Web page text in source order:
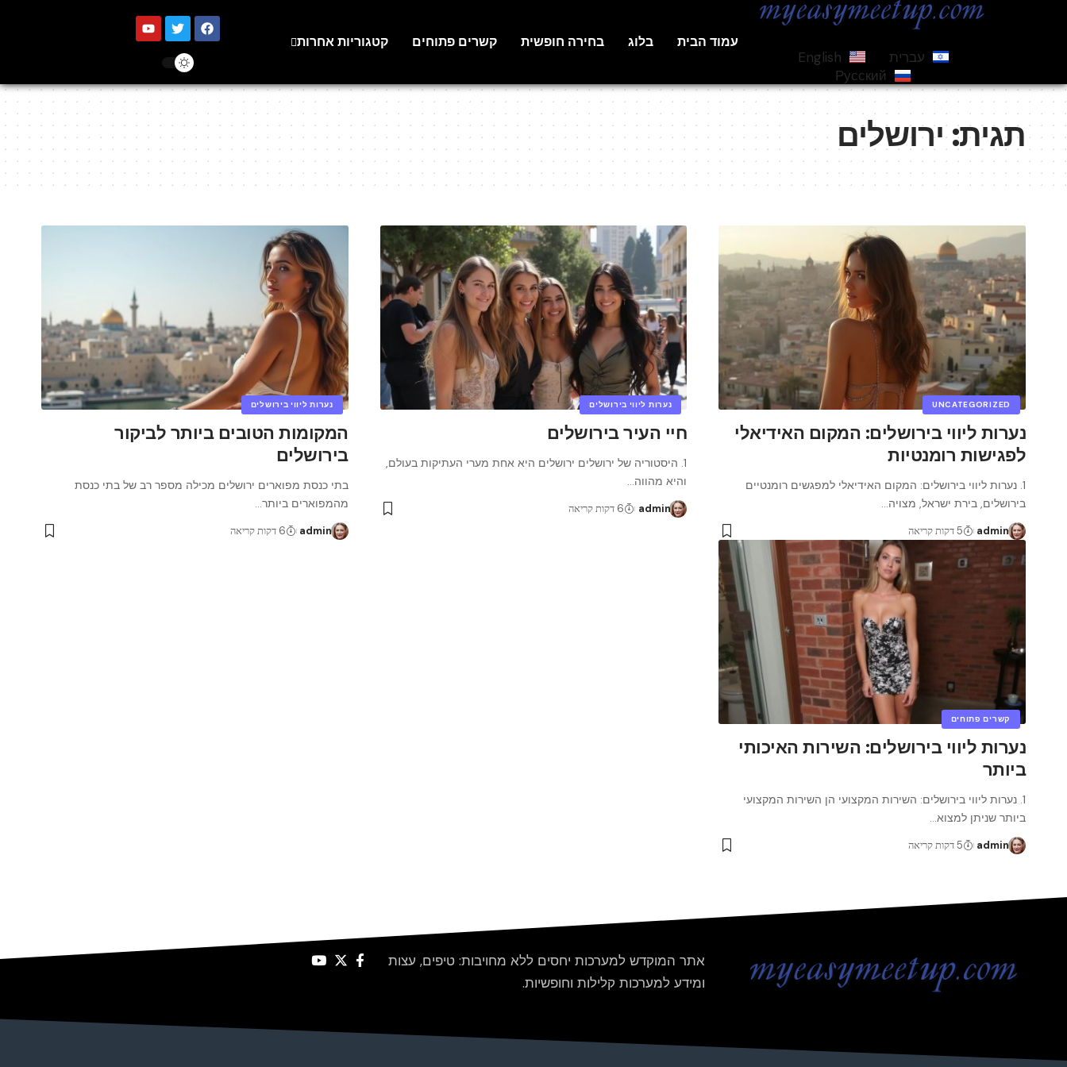
עברית
English
Русский
עמוד הבית בלוג בחירה חופשית קשרים פתוחים קטגוריות אחרות
תגית:ירושלים
UNCATEGORIZED
נערות ליווי בירושלים: המקום האידיאלי
לפגישות רומנטיות
1. נערות ליווי בירושלים: המקום האידיאלי למפגשים רומנטיים
בירושלים, בירת ישראל, מצויה…
admin 5 דקות קריאה
נערות ליווי בירושלים
חיי העיר בירושלים
1. היסטוריה של ירושלים ירושלים היא אחת מערי העתיקות בעולם,
והיא מהווה…
admin 6 דקות קריאה
נערות ליווי בירושלים
המקומות הטובים ביותר לביקור
בירושלים
בתי כנסת מפוארים ירושלים מכילה מספר רב של בתי כנסת
מהמפוארים ביותר…
admin 6 דקות קריאה
קשרים פתוחים
נערות ליווי בירושלים: השירות האיכותי
ביותר
1. נערות ליווי בירושלים: השירות המקצועי הן השירות המקצועי
ביותר שניתן למצוא…
admin 5 דקות קריאה
אתר המוקדש למערכות יחסים ללא מחויבות: טיפים, עצות
ומידע למערכות קלילות וחופשיות.